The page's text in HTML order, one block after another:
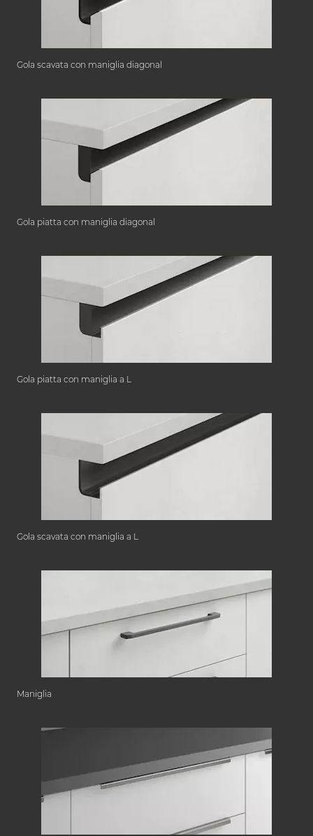
Gola scavata con maniglia diagonal
Gola piatta con maniglia diagonal
Gola piatta con maniglia a L
Gola scavata con maniglia a L
Maniglia